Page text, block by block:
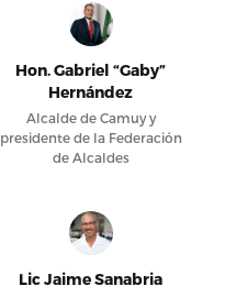
Hon. Gabriel “Gaby”
Hernández
Alcalde de Camuy y
presidente de la Federación
de Alcaldes
Lic Jaime Sanabria